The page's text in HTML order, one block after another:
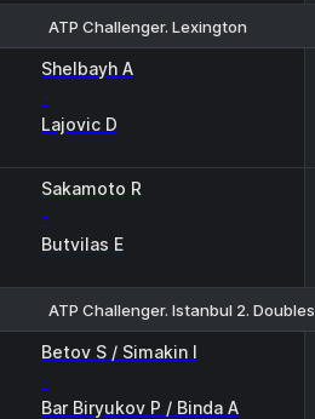
ATP Challenger. Lexington
Shelbayh A
-
Lajovic D
Sakamoto R
-
Butvilas E
ATP Challenger. Istanbul 2. Doubles
Betov S / Simakin I
-
Bar Biryukov P / Binda A